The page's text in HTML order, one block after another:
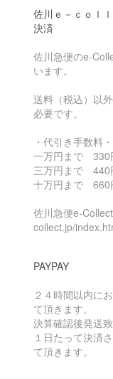
佐川ｅ－ｃｏｌ
決済
佐川急便のe-
います。
送料（税込）以
必要です。
・代引き手数料・
一万円まで 330
三万円まで 440
十万円まで 660
佐川急便e-
collect.jp/
PAYPAY
２４時間以内に
て頂きます。
決算確認後発送致
１日たって決済
て頂きます。